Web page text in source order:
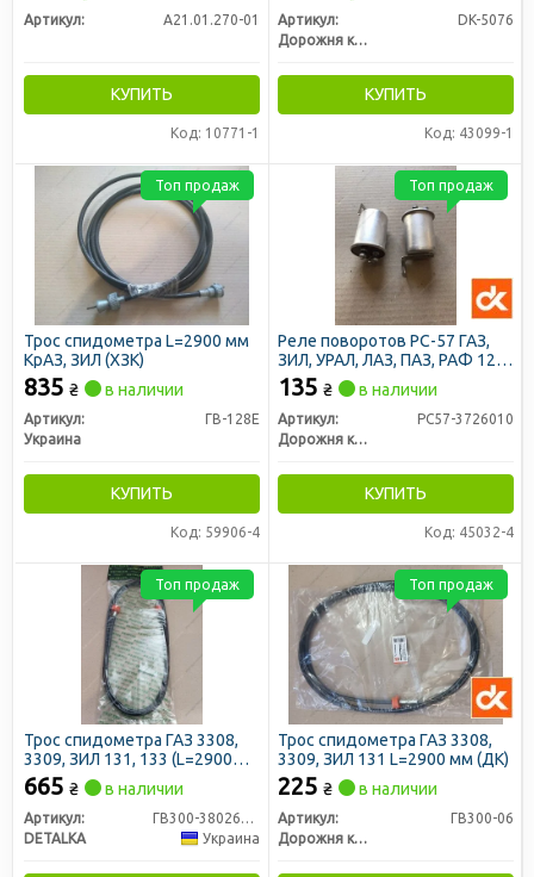
Артикул: А21.01.270-01
КУПИТЬ
Код: 10771-1
Артикул:
DK-5076
Дорожня карта
КУПИТЬ
Код: 43099-1
Трос спидометра L=2900 мм
КрАЗ, ЗИЛ (ХЗК)
835 ₴ в наличии
Артикул:
ГВ-128Е
Украина
КУПИТЬ
Код: 59906-4
Топ продаж
Реле поворотов РС-57 ГАЗ,
ЗИЛ, УРАЛ, ЛАЗ, ПАЗ, РАФ 12В
(ДК)
135 ₴ в наличии
Артикул:
РС57-3726010
Дорожня карта
КУПИТЬ
Код: 45032-4
Топ продаж
Трос спидометра ГАЗ 3308,
3309, ЗИЛ 131, 133 (L=2900
мм) в сборе (DETALKA)
665 ₴ в наличии
Артикул:
ГВ300-3802600-06
DETALKA
Украина
Топ продаж
Трос спидометра ГАЗ 3308,
3309, ЗИЛ 131 L=2900 мм (ДК)
225 ₴ в наличии
Артикул:
ГВ300-06
Дорожня карта
Топ продаж